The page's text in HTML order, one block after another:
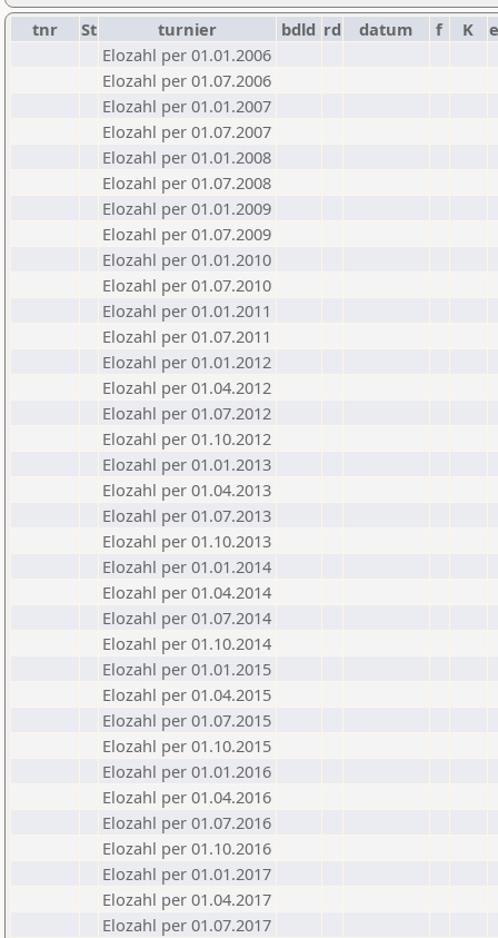
tnr St turnier bdld rd datum f K
Elozahl per 01.01.2006
Elozahl per 01.07.2006
Elozahl per 01.01.2007
Elozahl per 01.07.2007
Elozahl per 01.01.2008
Elozahl per 01.07.2008
Elozahl per 01.01.2009
Elozahl per 01.07.2009
Elozahl per 01.01.2010
Elozahl per 01.07.2010
Elozahl per 01.01.2011
Elozahl per 01.07.2011
Elozahl per 01.01.2012
Elozahl per 01.04.2012
Elozahl per 01.07.2012
Elozahl per 01.10.2012
Elozahl per 01.01.2013
Elozahl per 01.04.2013
Elozahl per 01.07.2013
Elozahl per 01.10.2013
Elozahl per 01.01.2014
Elozahl per 01.04.2014
Elozahl per 01.07.2014
Elozahl per 01.10.2014
Elozahl per 01.01.2015
Elozahl per 01.04.2015
Elozahl per 01.07.2015
Elozahl per 01.10.2015
Elozahl per 01.01.2016
Elozahl per 01.04.2016
Elozahl per 01.07.2016
Elozahl per 01.10.2016
Elozahl per 01.01.2017
Elozahl per 01.04.2017
Elozahl per 01.07.2017